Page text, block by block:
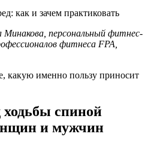
персональный фитнес-
фитнеса FPA,
какую именно пользу приносит
ходьбы спиной
и мужчин